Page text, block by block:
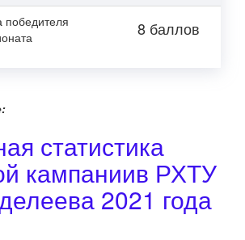
победителя
8 баллов
статистика
кампаниив РХТУ
2021 года